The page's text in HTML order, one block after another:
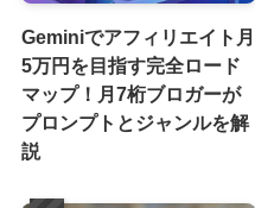
Geminiでアフィリエイト月
5万円を目指す完全ロード
マップ！月7桁ブロガーが
プロンプトとジャンルを解
説